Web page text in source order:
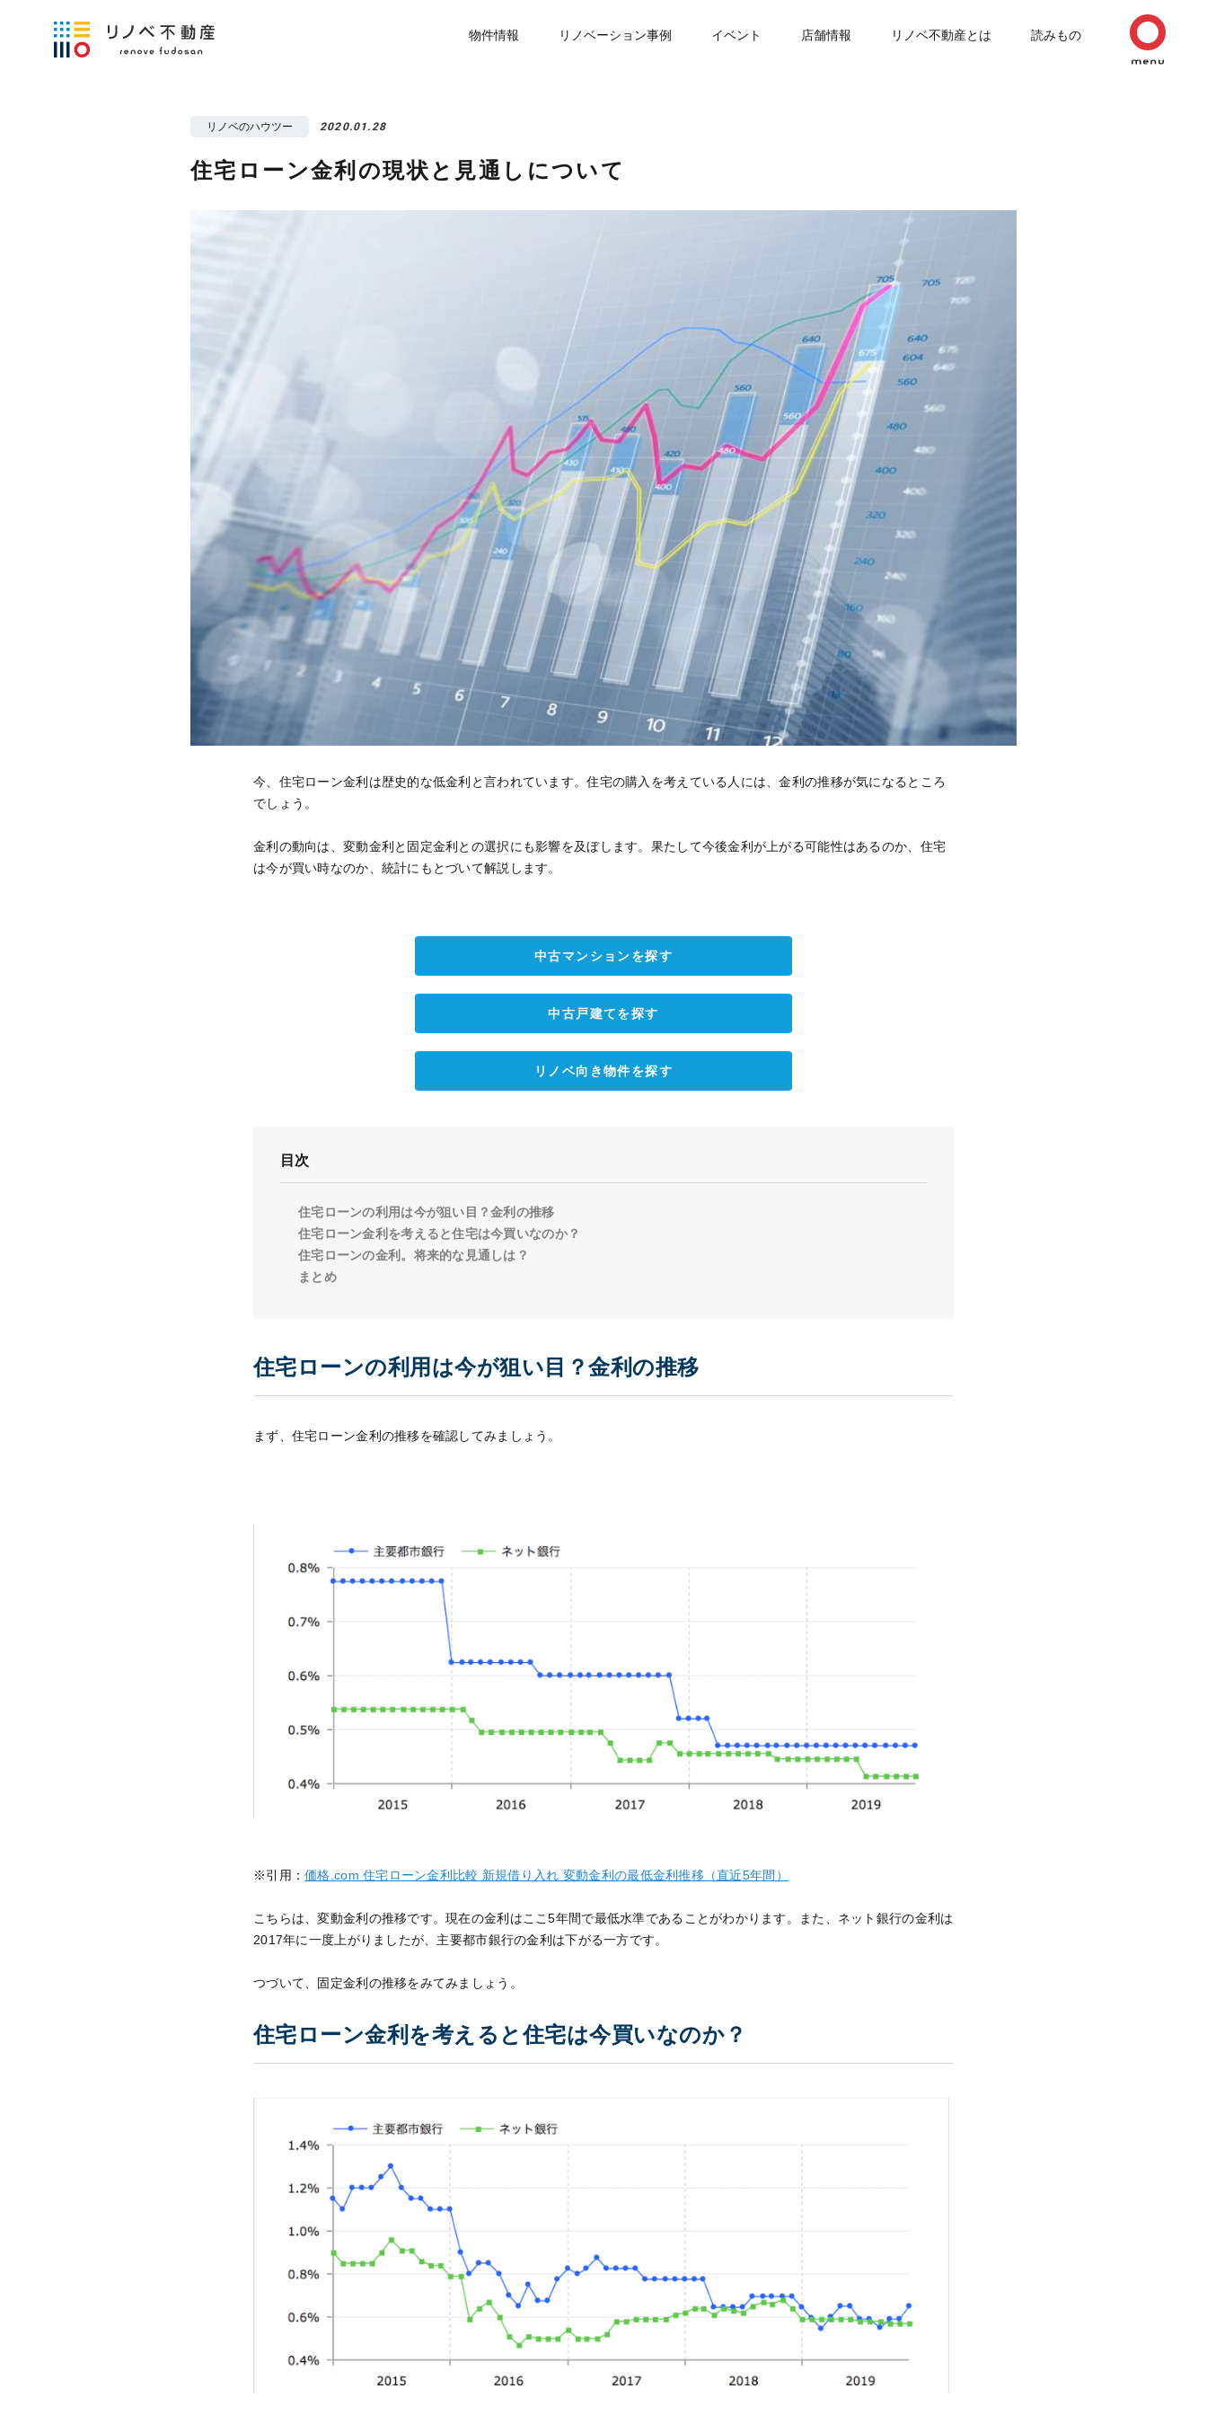
物件情報 リノベーション事例 イベント 店舗情報 リノベ不動産とは 読みもの
リノベのハウツー 2020.01.28
住宅ローン金利の現状と見通しについて
今、住宅ローン金利は歴史的な低金利と言われています。住宅の購入を考えている人には、金利の推移が気になるところ
でしょう。
金利の動向は、変動金利と固定金利との選択にも影響を及ぼします。果たして今後金利が上がる可能性はあるのか、住宅
は今が買い時なのか、統計にもとづいて解説します。
中古マンションを探す
中古戸建てを探す
リノベ向き物件を探す
目次
住宅ローンの利用は今が狙い目？金利の推移
住宅ローン金利を考えると住宅は今買いなのか？
住宅ローンの金利。将来的な見通しは？
まとめ
住宅ローンの利用は今が狙い目？金利の推移
まず、住宅ローン金利の推移を確認してみましょう。
※引用：価格.com 住宅ローン金利比較 新規借り入れ 変動金利の最低金利推移（直近5年間）
こちらは、変動金利の推移です。現在の金利はここ5年間で最低水準であることがわかります。また、ネット銀行の金利は
2017年に一度上がりましたが、主要都市銀行の金利は下がる一方です。
つづいて、固定金利の推移をみてみましょう。
住宅ローン金利を考えると住宅は今買いなのか？